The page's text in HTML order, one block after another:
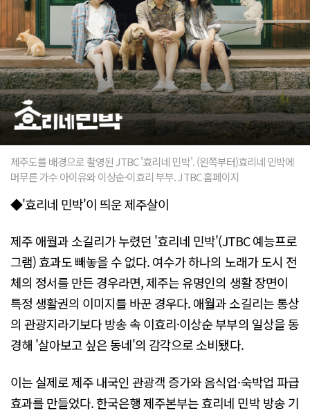
제주도를 배경으로 촬영된 JTBC '효리네 민박'. (왼쪽부터)효리네 민박에
머무른 가수 아이유와 이상순·이효리 부부. JTBC 홈페이지
◆'효리네 민박'이 띄운 제주살이
제주 애월과 소길리가 누렸던 '효리네 민박'(JTBC 예능프로
그램) 효과도 빼놓을 수 없다. 여수가 하나의 노래가 도시 전
체의 정서를 만든 경우라면, 제주는 유명인의 생활 장면이
특정 생활권의 이미지를 바꾼 경우다. 애월과 소길리는 통상
의 관광지라기보다 방송 속 이효리·이상순 부부의 일상을 동
경해 '살아보고 싶은 동네'의 감각으로 소비됐다.
이는 실제로 제주 내국인 관광객 증가와 음식업·숙박업 파급
효과를 만들었다. 한국은행 제주본부는 효리네 민박 방송 기